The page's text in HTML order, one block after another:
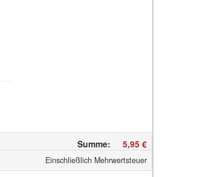
Summe: 5,95 €
Einschließlich Mehrwertsteuer